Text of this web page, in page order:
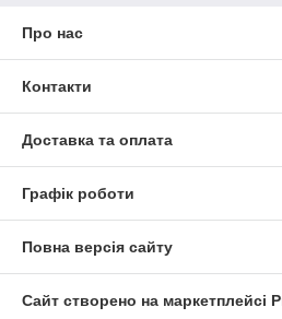
Про нас
Контакти
Доставка та оплата
Графік роботи
Повна версія сайту
Сайт створено на маркетплейсі